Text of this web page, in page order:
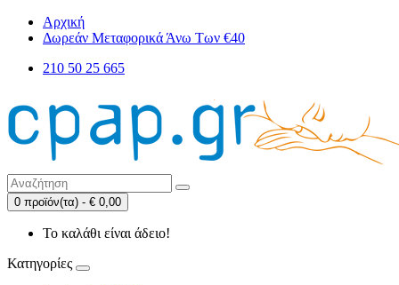
Αρχική
Δωρεάν Μεταφορικά Άνω Των €40
210 50 25 665
0 προϊόν(τα) - € 0,00
Το καλάθι είναι άδειο!
Κατηγορίες